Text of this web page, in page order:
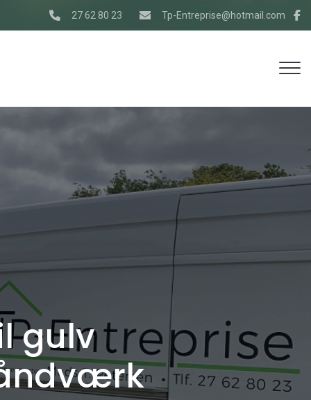
27 62 80 23 Tp-Entreprise@hotmail.com
gulv